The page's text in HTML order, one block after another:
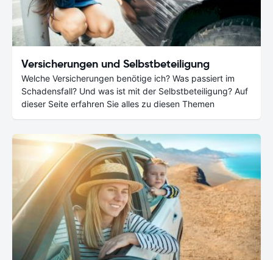
Versicherungen und Selbstbeteiligung
Welche Versicherungen benötige ich? Was passiert im
Schadensfall? Und was ist mit der Selbstbeteiligung? Auf
dieser Seite erfahren Sie alles zu diesen Themen